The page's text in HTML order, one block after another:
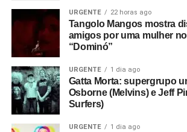
URGENTE 22 horas ago
Tangolo Mangos mostra
amigos por uma mulher
“Dominó”
URGENTE 1 dia ago
Gatta Morta: supergrupo
Osborne (Melvins) e Jeff
Surfers)
URGENTE 1 dia ago